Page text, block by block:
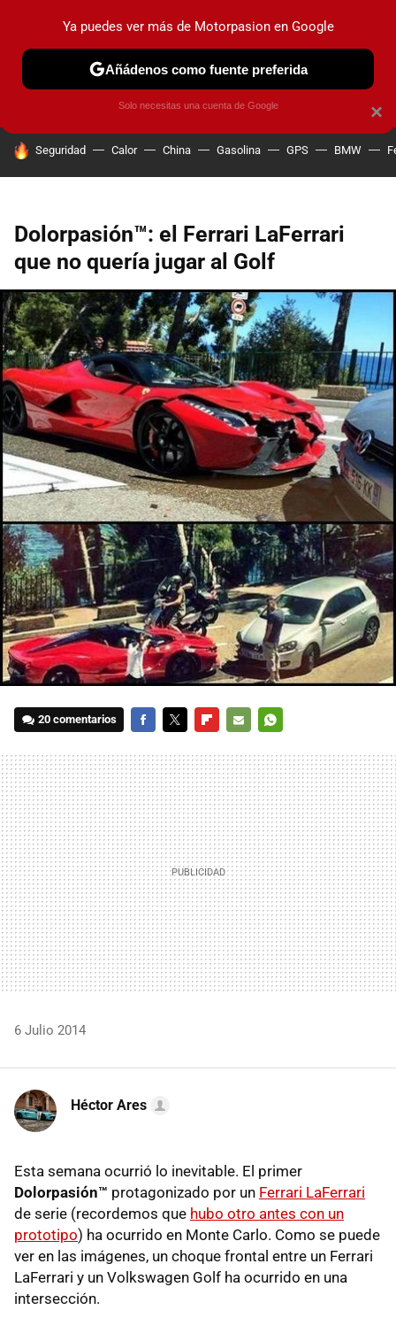
PRUEBAS COCHES ELÉCTRICOS OBSERVATORIO
HOY SE HABLA DE
Seguridad Calor China Gasolina GPS BMW
Dolorpasión™: el Ferrari LaFerrari
que no quería jugar al Golf
20 comentarios
MAIL
6 Julio 2014
Héctor Ares
Esta semana ocurrió lo inevitable. El primer
Dolorpasión™ protagonizado por un Ferrari LaFerrari
de serie (recordemos que hubo otro antes con un
prototipo) ha ocurrido en Monte Carlo. Como se puede
ver en las imágenes, un choque frontal entre un Ferrari
LaFerrari y un Volkswagen Golf ha ocurrido en una
intersección.
×
Ya puedes ver más de Motorpasion en Google
Añádenos como fuente preferida
Solo necesitas una cuenta de Google